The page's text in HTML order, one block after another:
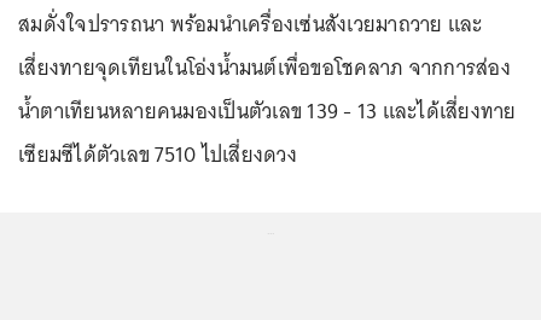
สมดั่งใจปรารถนา พร้อมนำเครื่องเซ่นสังเวยมาถวาย และ
เสี่ยงทายจุดเทียนในโอ่งน้ำมนต์เพื่อขอโชคลาภ จากการส่อง
น้ำตาเทียนหลายคนมองเป็นตัวเลข 139 - 13 และได้เสี่ยงทาย
เซียมซีได้ตัวเลข 7510 ไปเสี่ยงดวง